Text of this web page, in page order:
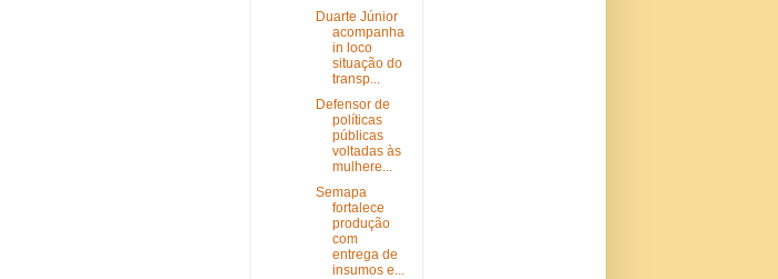
Duarte Júnior
acompanha
in loco
situação do
transp...
Defensor de
políticas
públicas
voltadas às
mulhere...
Semapa
fortalece
produção
com
entrega de
insumos e...